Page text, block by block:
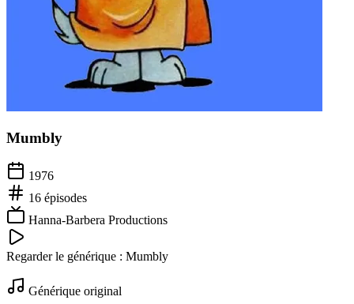
Mumbly
1976
16 épisodes
Hanna-Barbera Productions
Regarder le générique : Mumbly
Générique original